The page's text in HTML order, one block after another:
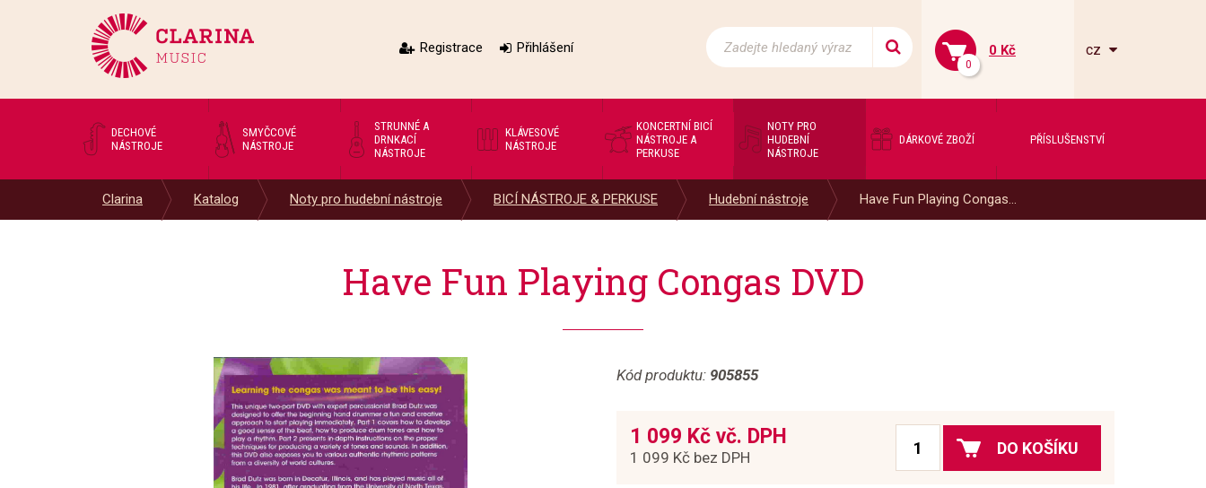
Registrace Přihlášení
0
0 Kč cz
DECHOVÉ
NÁSTROJE
SMYČCOVÉ
NÁSTROJE
STRUNNÉ A
DRNKACÍ
NÁSTROJE
KLÁVESOVÉ
NÁSTROJE
KONCERTNÍ BICÍ
NÁSTROJE A
PERKUSE
NOTY PRO
HUDEBNÍ
NÁSTROJE
DÁRKOVÉ ZBOŽÍ PŘÍSLUŠENSTVÍ
Clarina Katalog Noty pro hudební nástroje BICÍ NÁSTROJE & PERKUSE Hudební nástroje Have Fun Playing Congas...
Have Fun Playing Congas DVD
Kód produktu: 905855
1 099 Kč vč. DPH
1 099 Kč bez DPH
DO KOŠÍKU